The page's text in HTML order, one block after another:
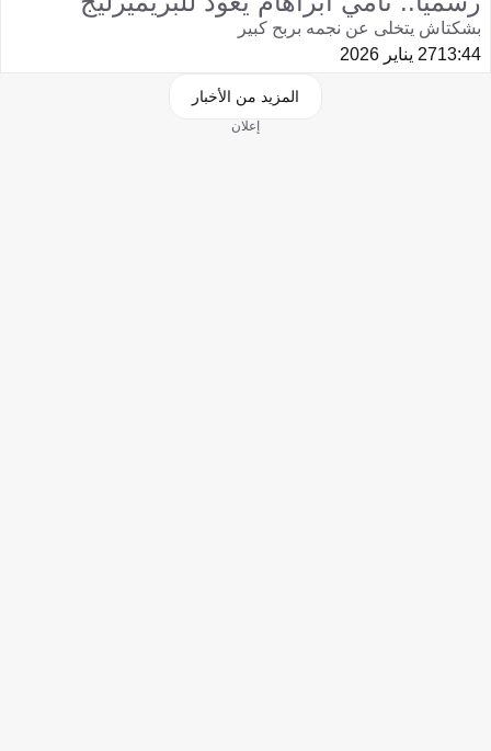
بشكتاش يتخلى عن نجمه بربح كبير
13:4427 يناير 2026
المزيد من الأخبار
إعلان